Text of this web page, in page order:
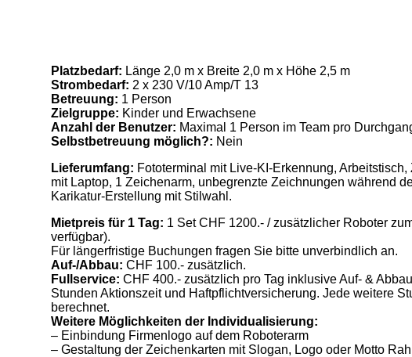
Platzbedarf: Länge 2,0 m x Breite 2,0 m x Höhe 2,5 m
Strombedarf: 2 x 230 V/10 Amp/T 13
Betreuung: 1 Person
Zielgruppe: Kinder und Erwachsene
Anzahl der Benutzer: Maximal 1 Person im Team pro
Selbstbetreuung möglich?: Nein
Lieferumfang: Fototerminal mit Live-KI-Erkennung,
mit Laptop, 1 Zeichenarm, unbegrenzte Zeichnungen während
Karikatur-Erstellung mit Stilwahl.
Mietpreis für 1 Tag: 1 Set CHF 1200.- / zusätzlicher Roboter
verfügbar).
Für längerfristige Buchungen fragen Sie bitte unverbindlich an.
Auf-/Abbau: CHF 100.- zusätzlich.
Fullservice: CHF 400.- zusätzlich pro Tag inklusive Auf- &
Stunden Aktionszeit und Haftpflichtversicherung. Jede weitere
berechnet.
Weitere Möglichkeiten der Individualisierung:
– Einbindung Firmenlogo auf dem Roboterarm
– Gestaltung der Zeichenkarten mit Slogan, Logo oder Motto